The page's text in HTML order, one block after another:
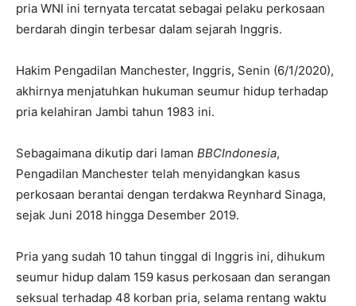
pria WNI ini ternyata tercatat sebagai pelaku perkosaan
berdarah dingin terbesar dalam sejarah Inggris.
Hakim Pengadilan Manchester, Inggris, Senin (6/1/2020),
akhirnya menjatuhkan hukuman seumur hidup terhadap
pria kelahiran Jambi tahun 1983 ini.
Sebagaimana dikutip dari laman BBCIndonesia,
Pengadilan Manchester telah menyidangkan kasus
perkosaan berantai dengan terdakwa Reynhard Sinaga,
sejak Juni 2018 hingga Desember 2019.
Pria yang sudah 10 tahun tinggal di Inggris ini, dihukum
seumur hidup dalam 159 kasus perkosaan dan serangan
seksual terhadap 48 korban pria, selama rentang waktu